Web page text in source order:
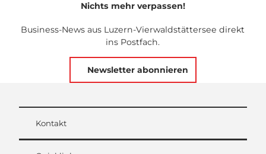
Nichts mehr verpassen!
Business-News aus Luzern-Vierwaldstättersee direkt
ins Postfach.
Newsletter abonnieren
Kontakt